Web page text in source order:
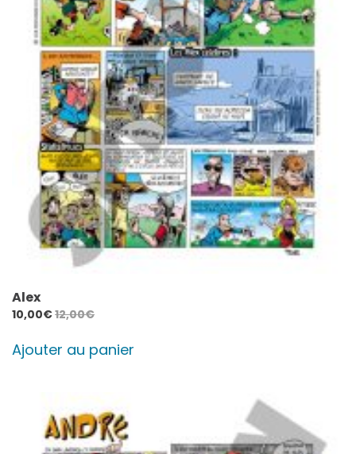
Alex
10,00€12,00€
Ajouter au panier